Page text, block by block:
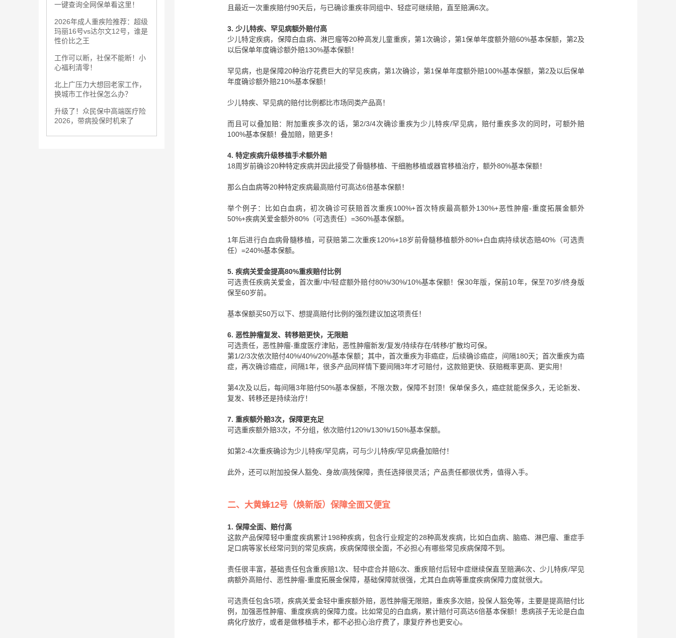
一键查询全网保单看这里！
2026年成人重疾险推荐：超级
玛丽16号vs达尔文12号，谁是
性价比之王
工作可以断，社保不能断！小
心福利清零！
北上广压力大想回老家工作，
换城市工作社保怎么办？
升级了！众民保中高端医疗险
2026，带病投保时机来了
且最近一次重疾赔付90天后，与已确诊重疾非同组中、轻症可继续赔，直至赔满6次。
3. 少儿特疾、罕见病额外赔付高
少儿特定疾病，保障白血病、淋巴瘤等20种高发儿童重疾，第1次确诊，第1保单年度额外赔60%基本保额，第2及
以后保单年度确诊额外赔130%基本保额！
罕见病，也是保障20种治疗花费巨大的罕见疾病，第1次确诊，第1保单年度额外赔100%基本保额，第2及以后保单
年度确诊额外赔210%基本保额！
少儿特疾、罕见病的赔付比例都比市场同类产品高！
而且可以叠加赔：附加重疾多次的话，第2/3/4次确诊重疾为少儿特疾/罕见病，赔付重疾多次的同时，可额外赔
100%基本保额！叠加赔，赔更多！
4. 特定疾病升级移植手术额外赔
18周岁前确诊20种特定疾病并因此接受了骨髓移植、干细胞移植或器官移植治疗，额外80%基本保额！
那么白血病等20种特定疾病最高赔付可高达6倍基本保额！
举个例子：比如白血病，初次确诊可获赔首次重疾100%+首次特疾最高额外130%+恶性肿瘤-重度拓展金额外
50%+疾病关爱金额外80%（可选责任）=360%基本保额。
1年后进行白血病骨髓移植，可获赔第二次重疾120%+18岁前骨髓移植额外80%+白血病持续状态赔40%（可选责
任）=240%基本保额。
5. 疾病关爱金提高80%重疾赔付比例
可选责任疾病关爱金，首次重/中/轻症额外赔付80%/30%/10%基本保额！保30年版，保前10年，保至70岁/终身版
保至60岁前。
基本保额买50万以下、想提高赔付比例的强烈建议加这项责任！
6. 恶性肿瘤复发、转移赔更快，无限赔
可选责任，恶性肿瘤-重度医疗津贴，恶性肿瘤新发/复发/持续存在/转移/扩散均可保。
第1/2/3次依次赔付40%/40%/20%基本保额；其中，首次重疾为非癌症，后续确诊癌症，间隔180天；首次重疾为癌
症，再次确诊癌症，间隔1年，很多产品同样情下要间隔3年才可赔付，这款赔更快、获赔概率更高、更实用！
第4次及以后，每间隔3年赔付50%基本保额，不限次数，保障不封顶！保单保多久，癌症就能保多久，无论新发、
复发、转移还是持续治疗！
7. 重疾额外赔3次，保障更充足
可选重疾额外赔3次，不分组，依次赔付120%/130%/150%基本保额。
如第2-4次重疾确诊为少儿特疾/罕见病，可与少儿特疾/罕见病叠加赔付！
此外，还可以附加投保人豁免、身故/高残保障，责任选择很灵活；产品责任都很优秀，值得入手。
二、大黄蜂12号（焕新版）保障全面又便宜
1. 保障全面、赔付高
这款产品保障轻中重度疾病累计198种疾病，包含行业规定的28种高发疾病，比如白血病、脑癌、淋巴瘤、重症手
足口病等家长经常问到的常见疾病，疾病保障很全面，不必担心有哪些常见疾病保障不到。
责任很丰富，基础责任包含重疾赔1次、轻中症合并赔6次、重疾赔付后轻中症继续保直至赔满6次、少儿特疾/罕见
病额外高赔付、恶性肿瘤-重度拓展金保障，基础保障就很强，尤其白血病等重度疾病保障力度就很大。
可选责任包含5项，疾病关爱金轻中重疾额外赔，恶性肿瘤无限赔，重疾多次赔，投保人豁免等，主要是提高赔付比
例，加强恶性肿瘤、重度疾病的保障力度。比如常见的白血病，累计赔付可高达6倍基本保额！患病孩子无论是白血
病化疗放疗，或者是做移植手术，都不必担心治疗费了，康复疗养也更安心。